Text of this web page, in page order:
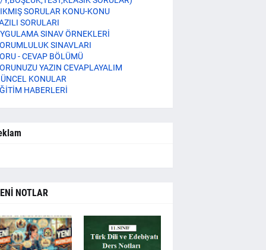
SORULAR KONU-KONU
SORULARI
SINAV ÖRNEKLERİ
SINAVLARI
- CEVAP BÖLÜMÜ
YAZIN CEVAPLAYALIM
KONULAR
HABERLERİ
NOTLAR